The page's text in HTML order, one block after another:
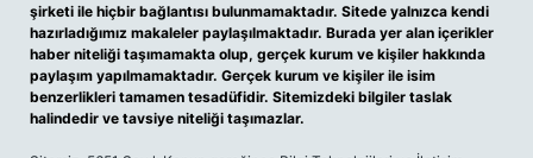
şirketi ile hiçbir bağlantısı bulunmamaktadır. Sitede yalnızca kendi
hazırladığımız makaleler paylaşılmaktadır. Burada yer alan içerikler
haber niteliği taşımamakta olup, gerçek kurum ve kişiler hakkında
paylaşım yapılmamaktadır. Gerçek kurum ve kişiler ile isim
benzerlikleri tamamen tesadüfidir. Sitemizdeki bilgiler taslak
halindedir ve tavsiye niteliği taşımazlar.